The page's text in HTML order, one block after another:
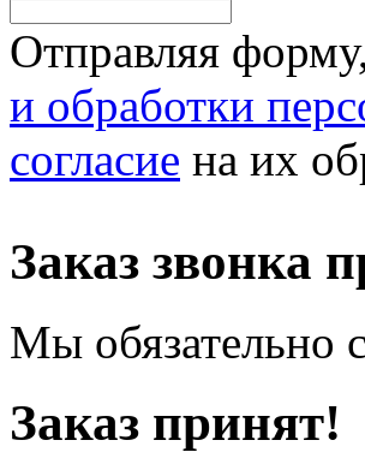
Отправляя
и обработки
согласие на их
Заказ звонка
Мы обязательно
Заказ принят!